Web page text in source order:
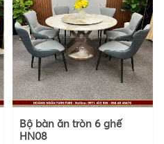
Bộ bàn ăn tròn 6 ghế
HN08